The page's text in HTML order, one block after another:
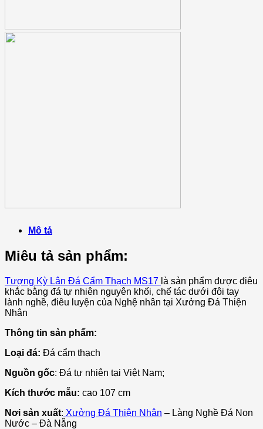
Mô tả
Miêu tả sản phẩm:
Tượng Kỳ Lân Đá Cẩm Thạch MS17 là sản phẩm được điêu
khắc bằng đá tự nhiên nguyên khối, chế tác dưới đôi tay
lành nghề, điêu luyện của Nghệ nhân tại Xưởng Đá Thiện
Nhân
Thông tin sản phẩm:
Loại đá: Đá cẩm thạch
Nguồn gốc: Đá tự nhiên tại Việt Nam;
Kích thước mẫu: cao 107 cm
Nơi sản xuất: Xưởng Đá Thiện Nhân – Làng Nghề Đá Non
Nước – Đà Nẵng